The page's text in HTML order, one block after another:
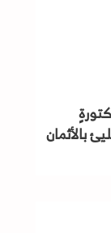
بالأثمان